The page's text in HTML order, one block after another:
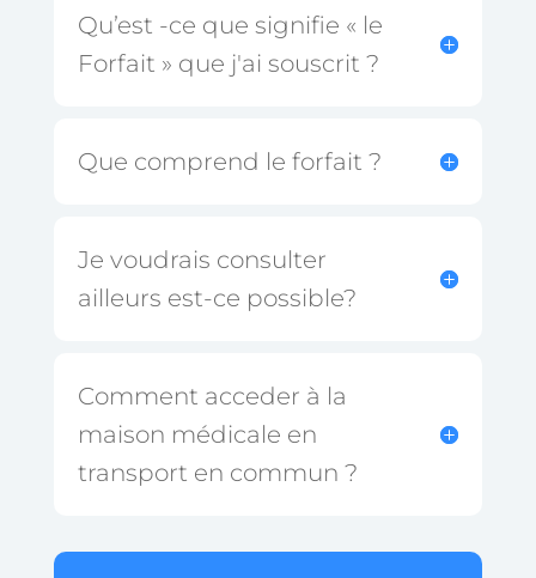
Qu’est -ce que signifie « le
Forfait » que j'ai souscrit ?
Que comprend le forfait ?
Je voudrais consulter
ailleurs est-ce possible?
Comment acceder à la
maison médicale en
transport en commun ?